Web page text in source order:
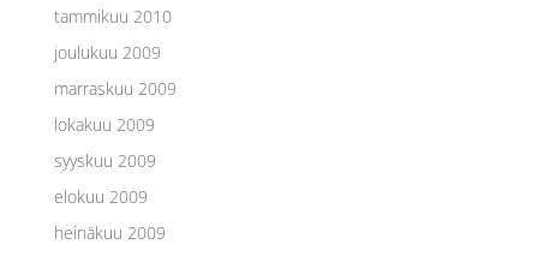
tammikuu 2010
joulukuu 2009
marraskuu 2009
lokakuu 2009
syyskuu 2009
elokuu 2009
heinäkuu 2009